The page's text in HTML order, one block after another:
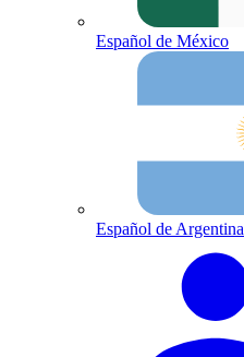
Español de México
Español de Argentina